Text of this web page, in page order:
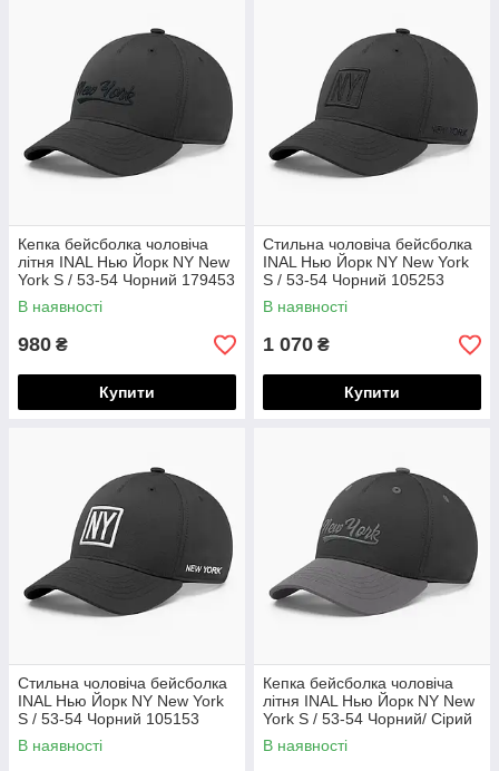
Кепка бейсболка чоловіча
літня INAL Нью Йорк NY New
York S / 53-54 Чорний 179453
В наявності
980 ₴
Купити
Стильна чоловіча бейсболка
INAL Нью Йорк NY New York
S / 53-54 Чорний 105253
В наявності
1 070 ₴
Купити
Стильна чоловіча бейсболка
INAL Нью Йорк NY New York
S / 53-54 Чорний 105153
В наявності
Кепка бейсболка чоловіча
літня INAL Нью Йорк NY New
York S / 53-54 Чорний/ Сірий
185453
В наявності